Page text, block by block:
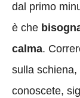
dal primo
è che
calma.
sulla
conoscete,